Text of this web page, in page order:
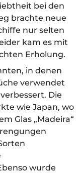
bei den
brachte neue
nur selten
kam es mit
Erholung.
in denen
verwendet
Die
wie Japan, wo
Glas „Madeira“
wurde